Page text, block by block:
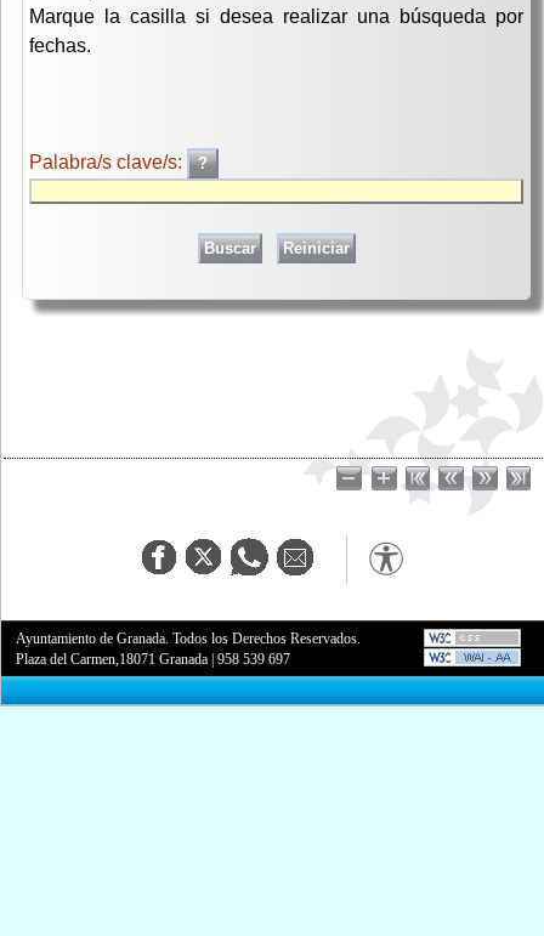
Marque la casilla si desea realizar una búsqueda por
fechas.
Palabra/s clave/s:
Ayuntamiento de Granada. Todos los Derechos Reservados.
Plaza del Carmen,18071 Granada |958 539 697